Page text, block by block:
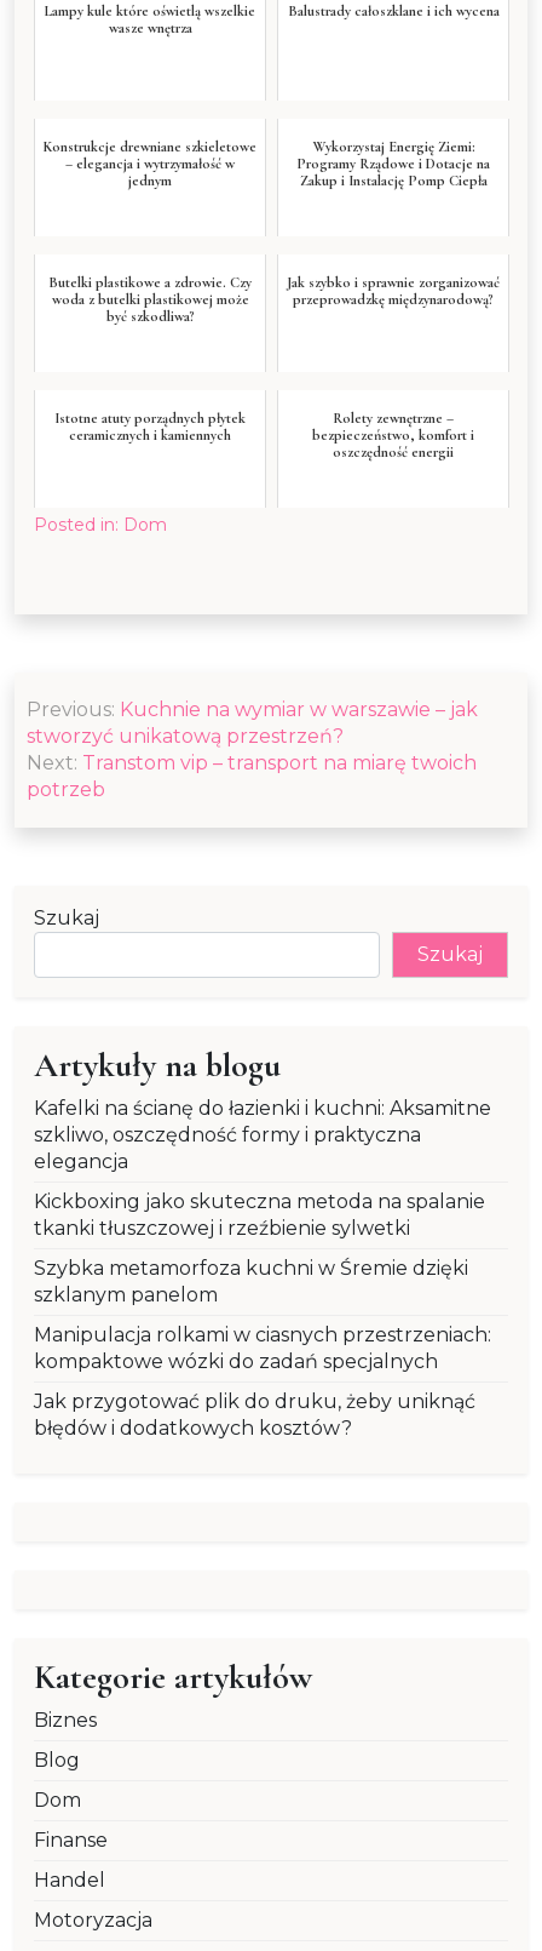
Lampy kule które oświetlą wszelkie
wasze wnętrza
Balustrady całoszklane i ich wycena
Konstrukcje drewniane szkieletowe
– elegancja i wytrzymałość w
jednym
Wykorzystaj Energię Ziemi:
Programy Rządowe i Dotacje na
Zakup i Instalację Pomp Ciepła
Butelki plastikowe a zdrowie. Czy
woda z butelki plastikowej może
być szkodliwa?
Jak szybko i sprawnie zorganizować
przeprowadzkę międzynarodową?
Istotne atuty porządnych płytek
ceramicznych i kamiennych
Rolety zewnętrzne –
bezpieczeństwo, komfort i
oszczędność energii
Posted in: Dom
Nawigacja
wpisu
Previous: Kuchnie na wymiar w warszawie – jak
stworzyć unikatową przestrzeń?
Next: Transtom vip – transport na miarę twoich
potrzeb
Szukaj
Szukaj
Artykuły na blogu
Kafelki na ścianę do łazienki i kuchni: Aksamitne
szkliwo, oszczędność formy i praktyczna
elegancja
Kickboxing jako skuteczna metoda na spalanie
tkanki tłuszczowej i rzeźbienie sylwetki
Szybka metamorfoza kuchni w Śremie dzięki
szklanym panelom
Manipulacja rolkami w ciasnych przestrzeniach:
kompaktowe wózki do zadań specjalnych
Jak przygotować plik do druku, żeby uniknąć
błędów i dodatkowych kosztów?
Kategorie artykułów
Biznes
Blog
Dom
Finanse
Handel
Motoryzacja